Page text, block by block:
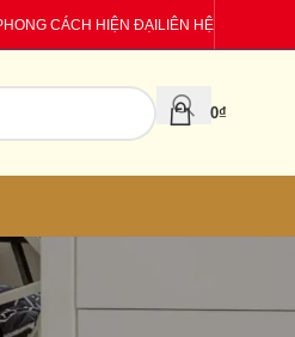
CÁCH HIỆN ĐẠILIÊN HỆ
0₫